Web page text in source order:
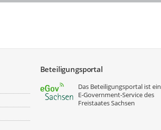
Beteiligungsportal
Das Beteiligungsportal ist ein
E‑Government-Service des
Freistaates Sachsen